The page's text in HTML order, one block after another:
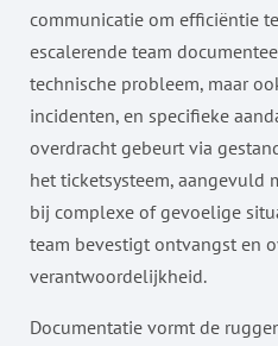
communicatie om efficiëntie
escalerende team
technische probleem, maar
incidenten, en specifieke
overdracht gebeurt via
het ticketsysteem, aangevuld
bij complexe of gevoelige
team bevestigt ontvangst en
verantwoordelijkheid.
Documentatie vormt de